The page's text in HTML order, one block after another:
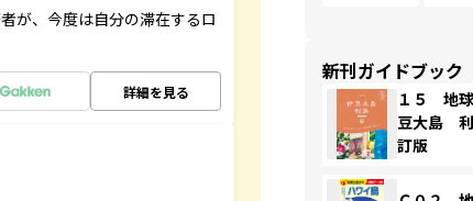
が、今度は自分の滞在するロ
詳細を見る
新刊ガイドブック
１５ 地
豆大島
訂版